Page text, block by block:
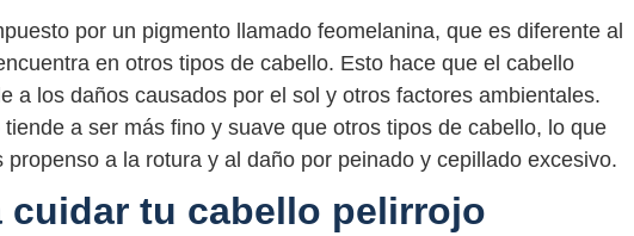
por un pigmento llamado feomelanina, que es diferente al
en otros tipos de cabello. Esto hace que el cabello
a los daños causados por el sol y otros factores ambientales.
a ser más fino y suave que otros tipos de cabello, lo que
a la rotura y al daño por peinado y cepillado excesivo.
cuidar tu cabello pelirrojo